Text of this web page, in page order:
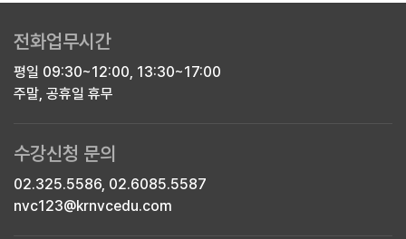
전화업무시간
평일 09:30~12:00, 13:30~17:00
주말, 공휴일 휴무
수강신청 문의
02.325.5586, 02.6085.5587
nvc123@krnvcedu.com